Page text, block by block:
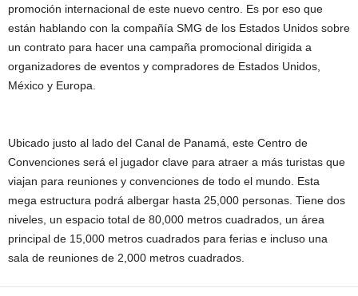
promoción internacional de este nuevo centro. Es por eso que
están hablando con la compañía SMG de los Estados Unidos sobre
un contrato para hacer una campaña promocional dirigida a
organizadores de eventos y compradores de Estados Unidos,
México y Europa.
Ubicado justo al lado del Canal de Panamá, este Centro de
Convenciones será el jugador clave para atraer a más turistas que
viajan para reuniones y convenciones de todo el mundo. Esta
mega estructura podrá albergar hasta 25,000 personas. Tiene dos
niveles, un espacio total de 80,000 metros cuadrados, un área
principal de 15,000 metros cuadrados para ferias e incluso una
sala de reuniones de 2,000 metros cuadrados.